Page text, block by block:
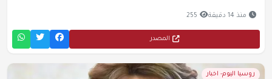
منذ 14 دقيقة 255
المصدر
روسيا اليوم- اخبار